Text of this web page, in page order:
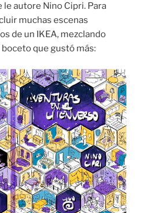
le autore Nino Cipri. Para
muchas escenas
de un IKEA, mezclando
que gustó más: